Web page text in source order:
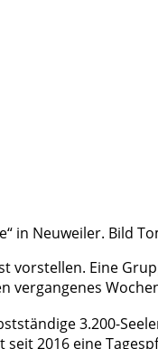
in Neuweiler. Bild
vorstellen. Eine
vergangenes
3.200-
seit 2016 eine